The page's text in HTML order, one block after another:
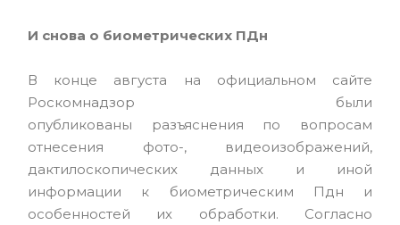
И снова о биометрических ПДн
В конце августа на официальном сайте
Роскомнадзор были
опубликованы разъяснения по вопросам
отнесения фото-, видеоизображений,
дактилоскопических данных и иной
информации к биометрическим Пдн и
особенностей их обработки. Согласно